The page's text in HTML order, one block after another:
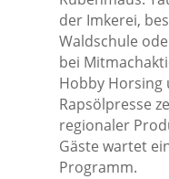
der Imkerei,
Waldschule
bei
Hobby Horsing
Rapsölpresse
regionaler
Gäste wartet
Programm.